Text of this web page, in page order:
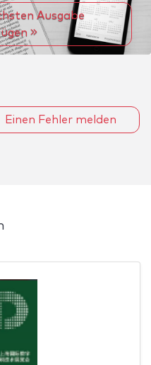
Ausgabe
Einen Fehler melden